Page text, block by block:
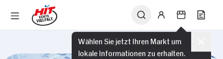
Wählen Sie jetzt Ihren Markt um
lokale Informationen zu erhalten.